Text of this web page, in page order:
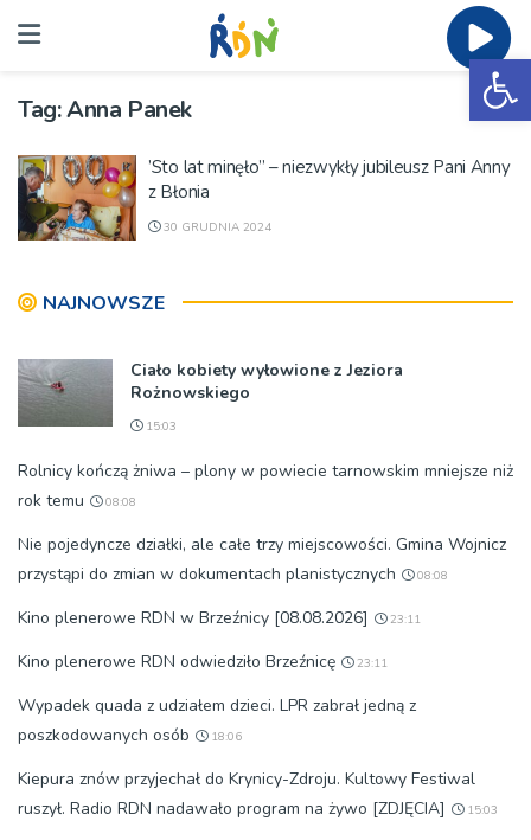
Tag:Anna Panek
’Sto lat minęło” – niezwykły jubileusz Pani Anny
z Błonia
30 GRUDNIA 2024
NAJNOWSZE
Ciało kobiety wyłowione z Jeziora
Rożnowskiego
15:03
Rolnicy kończą żniwa – plony w powiecie tarnowskim mniejsze niż
rok temu
08:08
Nie pojedyncze działki, ale całe trzy miejscowości. Gmina Wojnicz
przystąpi do zmian w dokumentach planistycznych
08:08
Kino plenerowe RDN w Brzeźnicy [08.08.2026] 23:11
Kino plenerowe RDN odwiedziło Brzeźnicę 23:11
Wypadek quada z udziałem dzieci. LPR zabrał jedną z
poszkodowanych osób
18:06
Kiepura znów przyjechał do Krynicy-Zdroju. Kultowy Festiwal
ruszył. Radio RDN nadawało program na żywo [ZDJĘCIA]
15:03